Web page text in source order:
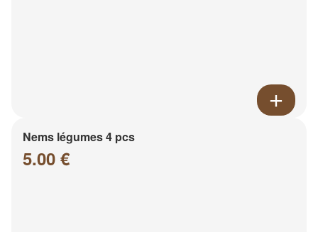
Nems légumes 4 pcs
5.00 €